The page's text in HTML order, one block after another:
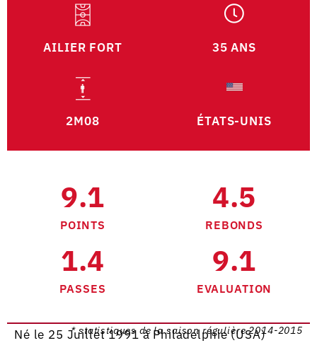
AILIER FORT 35 ANS
2M08 ÉTATS-UNIS
9.1
POINTS
4.5
REBONDS
1.4
PASSES
9.1
EVALUATION
* statistiques de la saison régulière 2014-2015
Né le 25 Juillet 1991 à Philadelphie (USA)